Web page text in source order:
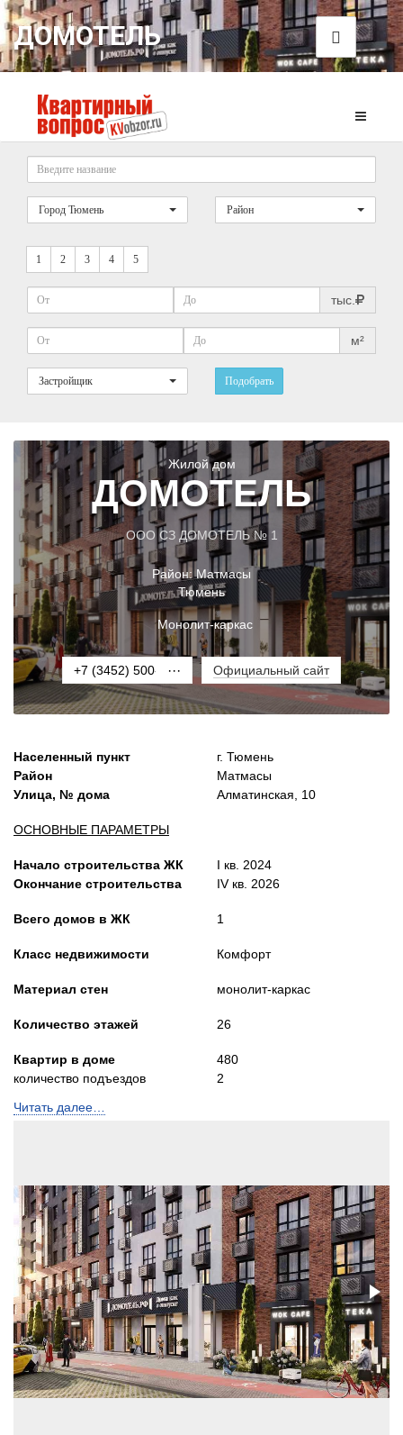
ДОМОТЕЛЬ
Город Тюмень Район
1 2 3 4 5
тыс.
м²
Застройщик Подобрать
Жилой дом
ДОМОТЕЛЬ
ООО СЗ ДОМОТЕЛЬ № 1
Район:Матмасы
Тюмень
Монолит-каркас
+7 (3452) 500-003
··· Официальный сайт
Населенный пункт
Район
Улица, № дома
ОСНОВНЫЕ ПАРАМЕТРЫ
Начало строительства ЖК
Окончание строительства
Всего домов в ЖК
Класс недвижимости
Материал стен
Количество этажей
Квартир в доме
количество подъездов
Лифты
г. Тюмень
Матмасы
Алматинская, 10
I кв. 2024
IV кв. 2026
1
Комфорт
монолит-каркас
26
480
2
Застройщик:ООО СЗ ДОМОТЕЛЬ №1
Телефон консультанта:+7 (3452) 500-003
• ВЫБРАТЬ КВАРТИРУ
Читать далее…